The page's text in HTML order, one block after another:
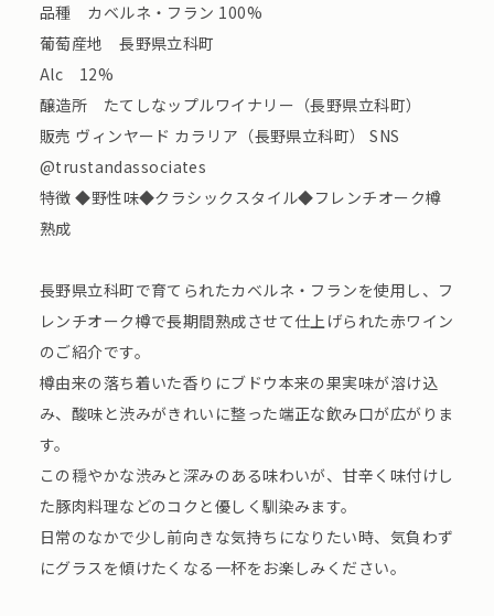
品種 カベルネ・フラン 100%
葡萄産地 長野県立科町
Alc 12%
醸造所 たてしなップルワイナリー（長野県立科町）
販売 ヴィンヤード カラリア（長野県立科町） SNS
@trustandassociates
特徴 ◆野性味◆クラシックスタイル◆フレンチオーク樽
熟成
長野県立科町で育てられたカベルネ・フランを使用し、フ
レンチオーク樽で長期間熟成させて仕上げられた赤ワイン
のご紹介です。
樽由来の落ち着いた香りにブドウ本来の果実味が溶け込
み、酸味と渋みがきれいに整った端正な飲み口が広がりま
す。
この穏やかな渋みと深みのある味わいが、甘辛く味付けし
た豚肉料理などのコクと優しく馴染みます。
日常のなかで少し前向きな気持ちになりたい時、気負わず
にグラスを傾けたくなる一杯をお楽しみください。